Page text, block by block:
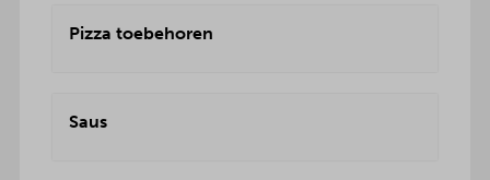
Pizza toebehoren
Saus